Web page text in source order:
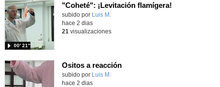
"Coheté": ¡Levitación flamígera!
Contenido educativo.
subido por Luis M.
00′ 21″
hace 2 dias
21 visualizaciones
Ositos a reacción
Contenido educativo.
subido por Luis M.
hace 2 dias